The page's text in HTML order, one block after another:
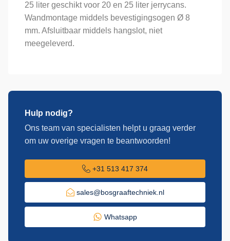
25 liter geschikt voor 20 en 25 liter jerrycans.
Wandmontage middels bevestigingsogen Ø 8
mm. Afsluitbaar middels hangslot, niet
meegeleverd.
Hulp nodig?
Ons team van specialisten helpt u graag verder
om uw overige vragen te beantwoorden!
+31 513 417 374
sales@bosgraaftechniek.nl
Whatsapp